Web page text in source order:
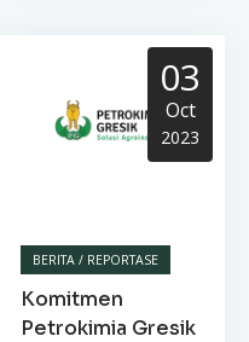
03
Oct
2023
BERITA / REPORTASE
Komitmen
Petrokimia Gresik